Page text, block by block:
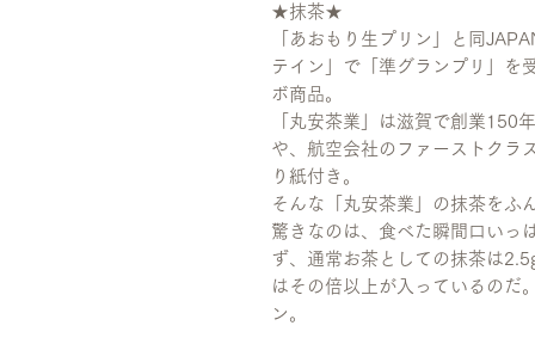
★抹茶★
「あおもり生プリン」と同
テイン」で「準グランプリ」を
ボ商品。
「丸安茶業」は 滋賀で創業150
や、航空会社のファーストクラ
り紙付き。
そんな「丸安茶業」の抹茶をふ
驚きなのは、食べた瞬間口いっ
ず、通常お茶としての抹茶は
はその倍以上が入っているのだ
ン。